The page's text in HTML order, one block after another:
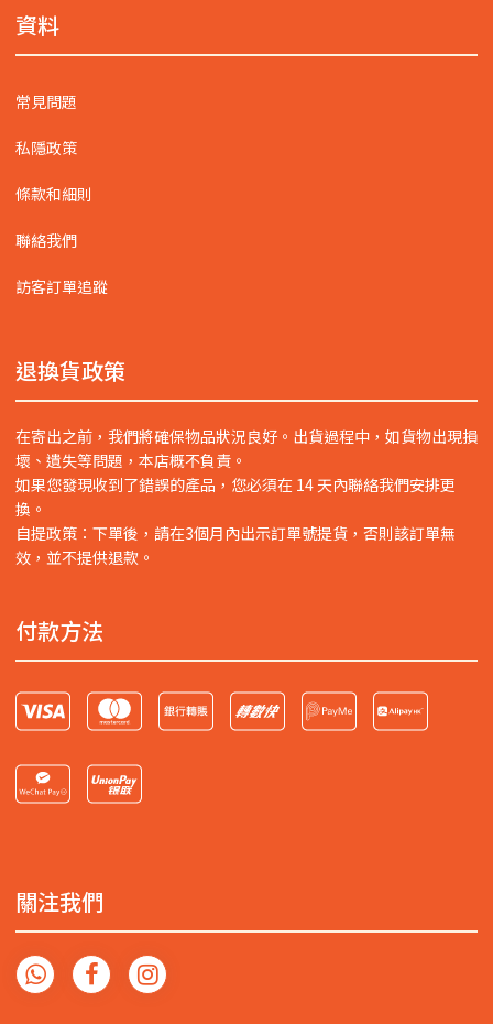
資料
常見問題
私隱政策
條款和細則
聯絡我們
訪客訂單追蹤
退換貨政策
在寄出之前，我們將確保物品狀況良好。出貨過程中，如貨物出現損
壞、遺失等問題，本店概不負責。
如果您發現收到了錯誤的產品，您必須在 14 天內聯絡我們安排更
換。
自提政策：下單後，請在3個月內出示訂單號提貨，否則該訂單無
效，並不提供退款。
付款方法
關注我們